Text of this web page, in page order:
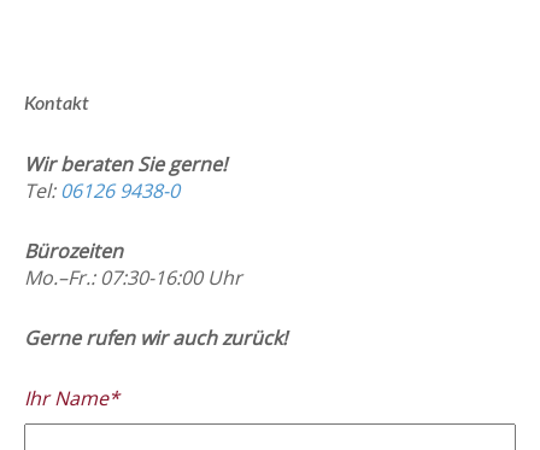
Kontakt
Wir beraten Sie gerne!
Tel:06126 9438-0
Bürozeiten
Mo.–Fr.: 07:30-16:00 Uhr
Gerne rufen wir auch zurück!
Ihr Name*